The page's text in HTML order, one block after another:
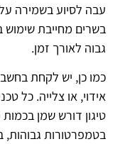
עבה לסיוע בשמירה
בשרים מחייבת שימוש
גבוה לאורך זמן.
כמו כן, יש לקחת
אידוי, או צלייה. כל
טיגון דורש שמן
בטמפרטורות גבוהות,